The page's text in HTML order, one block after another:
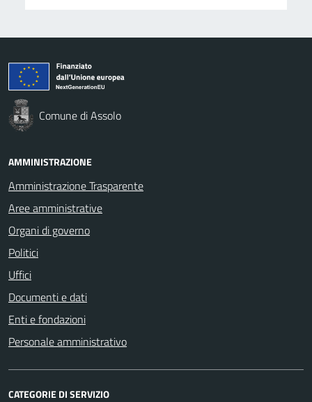
Comune di Assolo
AMMINISTRAZIONE
Amministrazione Trasparente
Aree amministrative
Organi di governo
Politici
Uffici
Documenti e dati
Enti e fondazioni
Personale amministrativo
CATEGORIE DI SERVIZIO